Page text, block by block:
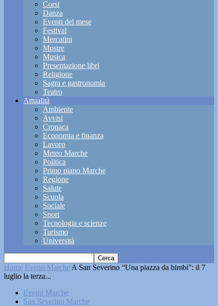
Corsi
Danza
Eventi del mese
Festival
Mercatini
Mostre
Musica
Presentazione libri
Religione
Sagra e gastronomia
Teatro
Attualità
Ambiente
Avvisi
Cronaca
Economia e finanza
Lavoro
Meteo Marche
Politica
Primo piano Marche
Regione
Salute
Scuola
Sociale
Sport
Tecnologia e scienze
Turismo
Università
Home Eventi Marche A San Severino “Una piazza da bimbi”: il 7
luglio la terza...
Eventi Marche
San Severino Marche